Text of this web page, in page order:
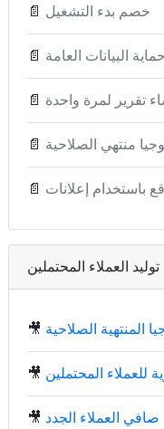
📄 خصم بدء التشغيل
📄
📄 تقرير لمرة واحدة
📄 منتهي الصلاحية
📄
توليد العملاء المحتملين
🎥 المنتهية الصلاحية
🎥 للعملاء المحتملين
🎥 صافي العملاء الجدد